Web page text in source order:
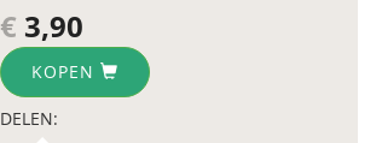
€ 3,90
KOPEN
DELEN: